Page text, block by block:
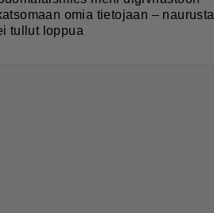
omia tietojaan – naurusta
tullut loppua